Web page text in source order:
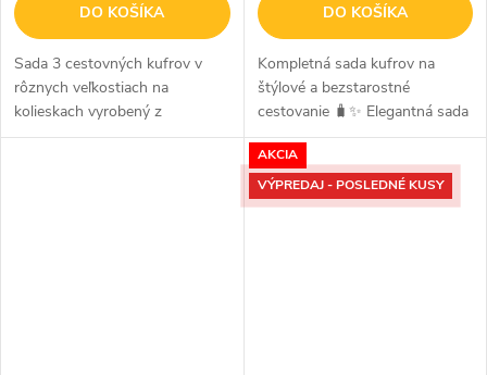
DO KOŠÍKA
Sada 3 cestovných kufrov v
rôznych veľkostiach na
kolieskach vyrobený z
kvalitného ABS materiálu. V
DO KOŠÍKA
Kompletná sada kufrov na
štýlové a bezstarostné
cestovanie 🧳✨ Elegantná sada
troch škrupinových kufrov v
čiernom prevedení je navrhnutá
pre cestovateľov, ktorí hľadajú...
AKCIA
VÝPREDAJ - POSLEDNÉ KUSY